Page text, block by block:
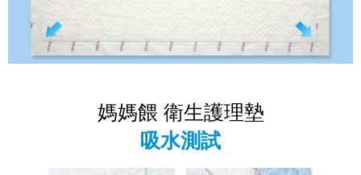
媽媽餵 衛生護理墊
吸水測試